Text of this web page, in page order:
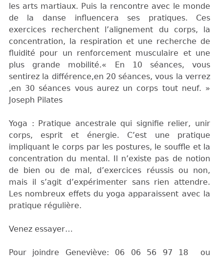
les arts martiaux. Puis la rencontre avec le monde
de la danse influencera ses pratiques. Ces
exercices recherchent l’alignement du corps, la
concentration, la respiration et une recherche de
fluidité pour un renforcement musculaire et une
plus grande mobilité.« En 10 séances, vous
sentirez la différence,en 20 séances, vous la verrez
,en 30 séances vous aurez un corps tout neuf. »
Joseph Pilates
Yoga : Pratique ancestrale qui signifie relier, unir
corps, esprit et énergie. C’est une pratique
impliquant le corps par les postures, le souffle et la
concentration du mental. Il n’existe pas de notion
de bien ou de mal, d’exercices réussis ou non,
mais il s’agit d’expérimenter sans rien attendre.
Les nombreux effets du yoga apparaissent avec la
pratique régulière.
Venez essayer…
Pour joindre Geneviève: 06 06 56 97 18 ou